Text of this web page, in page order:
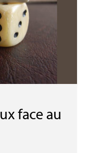
face au